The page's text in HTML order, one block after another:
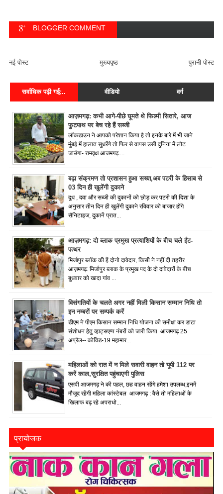
BLOGGER COMMENT
नई पोस्ट पुरानी पोस्ट
मुख्यपृष्ठ
सर्वाधिक पढ़ी गई;.. वीडियो वर्ग
आज़मगढ़: कभी आगे-पीछे घूमते थे फिल्मी सितारे, आज
फुटपाथ पर बेच रहे हैं सब्जी
लॉकडाउन ने आपको परेशान किया है तो इनके बारे में भी जाने
मुंबई में हालात सुधरेंगे तो फिर से वापस उसी दुनिया में लौट
जाउंगा- रामवृक्ष आजमगढ़....
बढ़ा संक्रमण तो प्रशासन हुआ सख्त,अब पटरी के हिसाब से
03 दिन ही खुलेंगी दुकाने
दूध , दवा और सब्जी की दुकानों को छोड़ कर पटरी की दिशा के
अनुसार तीन दिन ही खुलेंगी दुकाने रविवार को बाजार होंगे
सैनिटाइज, दुकानें प्रात...
आज़मगढ़: दो ब्लाक प्रमुख प्रत्याशियों के बीच चले ईंट-
पत्थर
मिर्जापुर ब्लॉक की हैं दोनो दावेदार, किसी ने नहीं दी तहरीर
आज़मगढ़: मिर्जापुर ब्लाक के प्रमुख पद के दो दावेदारों के बीच
बुधवार को खादा गांव ...
विसंगतियों के चलते अगर नहीं मिली किसान सम्मान निधि तो
इन नम्बरों पर सम्पर्क करें
डीएम ने पीएम किसान सम्मान निधि योजना की समीक्षा कर डाटा
संशोधन हेतु व्हाट्सएप्प नंबरों को जारी किया आजमगढ़ 25
अप्रैल-- कोविड-19 महामार...
महिलाओं को रात में न मिले सवारी वाहन तो यूपी 112 पर
करें काल,सुरक्षित पहुंचाएगी पुलिस
एसपी आजमगढ़ ने की पहल, छह वाहन रहेंगे हमेशा उपलब्ध,इनमें
मौजूद रहेंगी महिला कांस्टेबल आजमगढ़ : वैसे तो महिलाओं के
खिलाफ बढ़ रहे अपराधो...
प्रायोजक